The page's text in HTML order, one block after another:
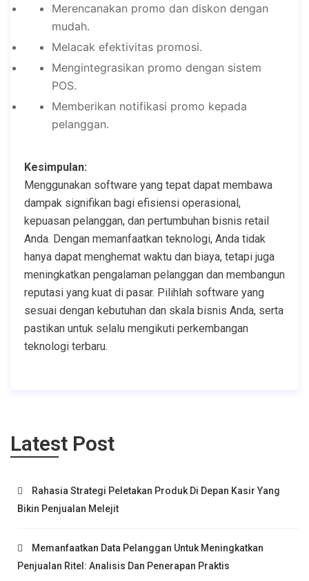
Merencanakan promo dan diskon dengan
mudah.
Melacak efektivitas promosi.
Mengintegrasikan promo dengan sistem
POS.
Memberikan notifikasi promo kepada
pelanggan.
Kesimpulan:
Menggunakan software yang tepat dapat membawa
dampak signifikan bagi efisiensi operasional,
kepuasan pelanggan, dan pertumbuhan bisnis retail
Anda. Dengan memanfaatkan teknologi, Anda tidak
hanya dapat menghemat waktu dan biaya, tetapi juga
meningkatkan pengalaman pelanggan dan membangun
reputasi yang kuat di pasar. Pilihlah software yang
sesuai dengan kebutuhan dan skala bisnis Anda, serta
pastikan untuk selalu mengikuti perkembangan
teknologi terbaru.
Latest Post
Rahasia Strategi Peletakan Produk Di Depan Kasir Yang
Bikin Penjualan Melejit
Memanfaatkan Data Pelanggan Untuk Meningkatkan
Penjualan Ritel: Analisis Dan Penerapan Praktis